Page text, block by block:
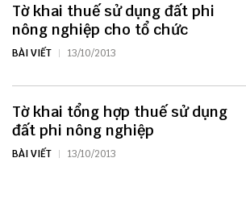
Tờ khai thuế sử dụng đất phi
nông nghiệp cho tổ chức
BÀI VIẾT 13/10/2013
Tờ khai tổng hợp thuế sử dụng
đất phi nông nghiệp
BÀI VIẾT 13/10/2013